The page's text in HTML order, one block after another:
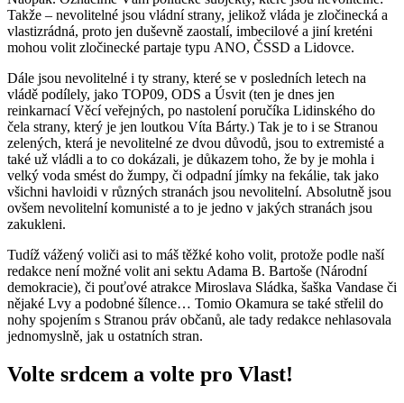
Takže – nevolitelné jsou vládní strany, jelikož vláda je zločinecká a
vlastizrádná, proto jen duševně zaostalí, imbecilové a jiní kreténi
mohou volit zločinecké partaje typu ANO, ČSSD a Lidovce.
Dále jsou nevolitelné i ty strany, které se v posledních letech na
vládě podílely, jako TOP09, ODS a Úsvit (ten je dnes jen
reinkarnací Věcí veřejných, po nastolení poručíka Lidinského do
čela strany, který je jen loutkou Víta Bárty.) Tak je to i se Stranou
zelených, která je nevolitelné ze dvou důvodů, jsou to extremisté a
také už vládli a to co dokázali, je důkazem toho, že by je mohla i
velký voda smést do žumpy, či odpadní jímky na fekálie, tak jako
všichni havloidi v různých stranách jsou nevolitelní. Absolutně jsou
ovšem nevolitelní komunisté a to je jedno v jakých stranách jsou
zakukleni.
Tudíž vážený voliči asi to máš těžké koho volit, protože podle naší
redakce není možné volit ani sektu Adama B. Bartoše (Národní
demokracie), či pouťové atrakce Miroslava Sládka, šaška Vandase či
nějaké Lvy a podobné šílence… Tomio Okamura se také střelil do
nohy spojením s Stranou práv občanů, ale tady redakce nehlasovala
jednomyslně, jak u ostatních stran.
Volte srdcem a volte pro Vlast!